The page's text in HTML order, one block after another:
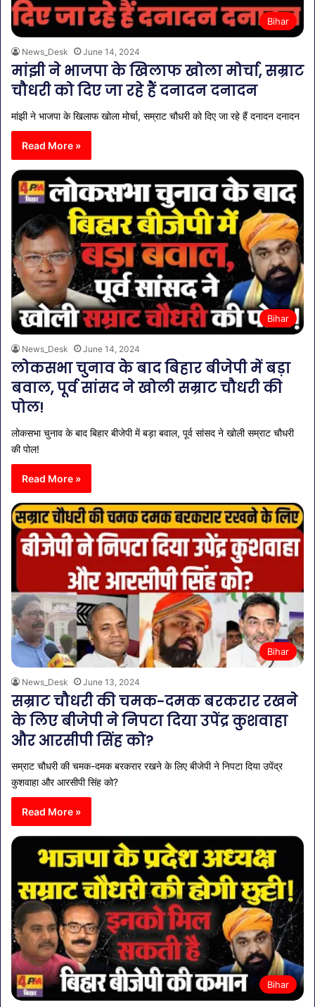
Bihar
News_Desk June 14, 2024
मांझी ने भाजपा के खिलाफ खोला मोर्चा, सम्राट
चौधरी को दिए जा रहे हैं दनादन दनादन
मांझी ने भाजपा के खिलाफ खोला मोर्चा, सम्राट चौधरी को दिए जा रहे हैं दनादन दनादन
Read More »
Bihar
News_Desk June 14, 2024
लोकसभा चुनाव के बाद बिहार बीजेपी में बड़ा
बवाल, पूर्व सांसद ने खोली सम्राट चौधरी की
पोल!
लोकसभा चुनाव के बाद बिहार बीजेपी में बड़ा बवाल, पूर्व सांसद ने खोली सम्राट चौधरी
की पोल!
Read More »
Bihar
News_Desk June 13, 2024
सम्राट चौधरी की चमक-दमक बरकरार रखने
के लिए बीजेपी ने निपटा दिया उपेंद्र कुशवाहा
और आरसीपी सिंह को?
सम्राट चौधरी की चमक-दमक बरकरार रखने के लिए बीजेपी ने निपटा दिया उपेंद्र
कुशवाहा और आरसीपी सिंह को?
Read More »
Bihar